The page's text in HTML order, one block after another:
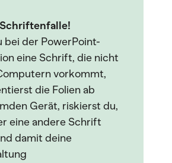
bei der PowerPoint-
eine Schrift, die nicht
vorkommt,
die Folien ab
Gerät, riskierst du,
eine andere Schrift
damit deine